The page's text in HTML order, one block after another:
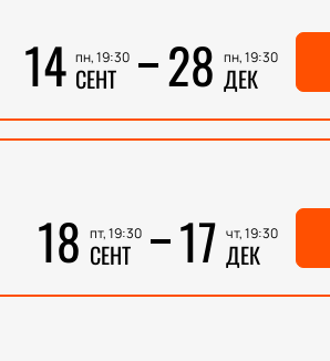
14 пн, 19:30
СЕНТ 28 пн, 19:30
ДЕК
18 пт, 19:30
СЕНТ 17 чт, 19:30
ДЕК